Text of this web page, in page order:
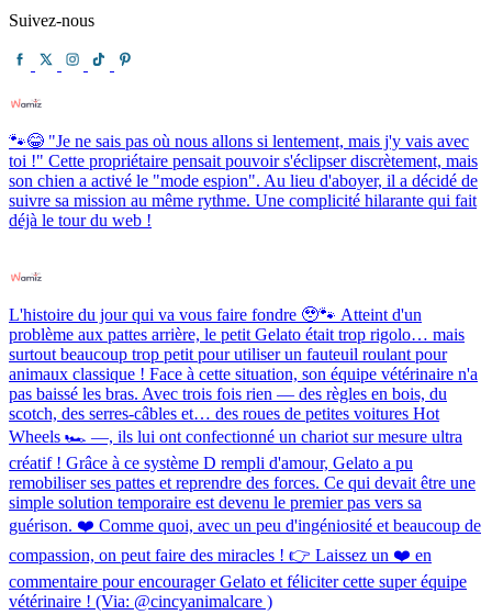
Suivez-nous
🐾😂 "Je ne sais pas où nous allons si lentement, mais j'y vais avec
toi !" Cette propriétaire pensait pouvoir s'éclipser discrètement, mais
son chien a activé le "mode espion". Au lieu d'aboyer, il a décidé de
suivre sa mission au même rythme. Une complicité hilarante qui fait
déjà le tour du web !
L'histoire du jour qui va vous faire fondre 🥹🐾 Atteint d'un
problème aux pattes arrière, le petit Gelato était trop rigolo… mais
surtout beaucoup trop petit pour utiliser un fauteuil roulant pour
animaux classique ! Face à cette situation, son équipe vétérinaire n'a
pas baissé les bras. Avec trois fois rien — des règles en bois, du
scotch, des serres-câbles et… des roues de petites voitures Hot
Wheels 🏎️ —, ils lui ont confectionné un chariot sur mesure ultra
créatif ! Grâce à ce système D rempli d'amour, Gelato a pu
remobiliser ses pattes et reprendre des forces. Ce qui devait être une
simple solution temporaire est devenu le premier pas vers sa
guérison. ❤️ Comme quoi, avec un peu d'ingéniosité et beaucoup de
compassion, on peut faire des miracles ! 👉 Laissez un ❤️ en
commentaire pour encourager Gelato et féliciter cette super équipe
vétérinaire ! (Via: @cincyanimalcare )